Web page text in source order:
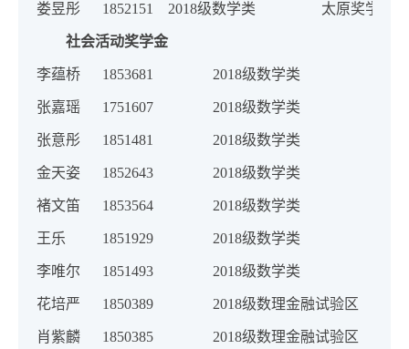
娄昱彤 1852151 2018级数学类 太原奖学金
社会活动奖学金
李蕴桥 1853681 2018级数学类
张嘉瑶 1751607 2018级数学类
张意彤 1851481 2018级数学类
金天姿 1852643 2018级数学类
褚文笛 1853564 2018级数学类
王乐 1851929 2018级数学类
李唯尔 1851493 2018级数学类
花培严 1850389 2018级数理金融试验区
肖紫麟 1850385 2018级数理金融试验区